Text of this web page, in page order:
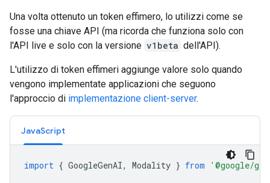
Una volta ottenuto un token effimero, lo utilizzi come se
fosse una chiave API (ma ricorda che funziona solo con
l'API live e solo con la versione v1beta dell'API).
L'utilizzo di token effimeri aggiunge valore solo quando
vengono implementate applicazioni che seguono
l'approccio di implementazione client-server.
JavaScript
import { GoogleGenAI, Modality } from '@google/